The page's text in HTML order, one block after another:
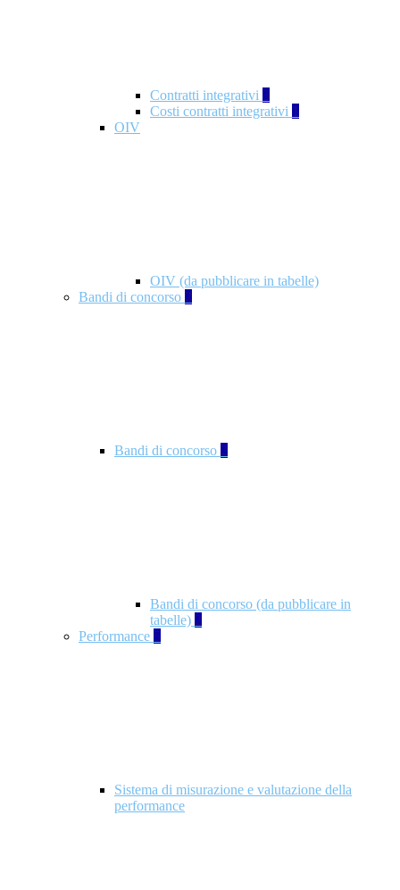
Contratti integrativi 3
Costi contratti integrativi 1
OIV
OIV (da pubblicare in tabelle)
Bandi di concorso 2
Bandi di concorso 2
Bandi di concorso (da pubblicare in
tabelle) 2
Performance 5
Sistema di misurazione e valutazione della
performance